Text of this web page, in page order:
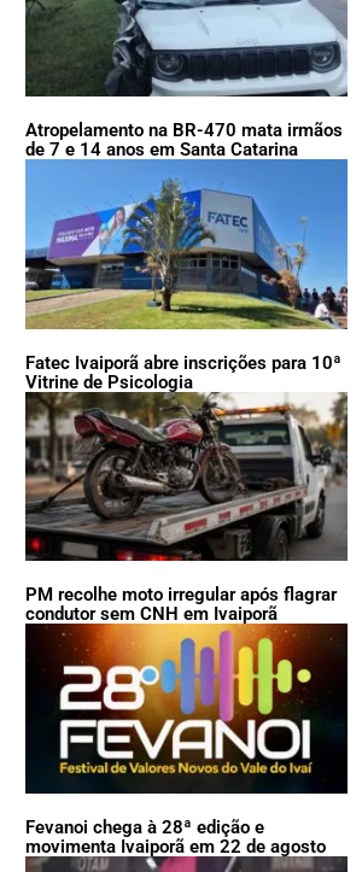
Atropelamento na BR-470 mata irmãos
de 7 e 14 anos em Santa Catarina
Fatec Ivaiporã abre inscrições para 10ª
Vitrine de Psicologia
PM recolhe moto irregular após flagrar
condutor sem CNH em Ivaiporã
Fevanoi chega à 28ª edição e
movimenta Ivaiporã em 22 de agosto